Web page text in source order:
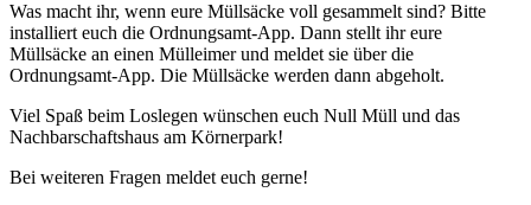
Was macht ihr, wenn eure Müllsäcke voll gesammelt sind? Bitte
installiert euch die Ordnungsamt-App. Dann stellt ihr eure
Müllsäcke an einen Mülleimer und meldet sie über die
Ordnungsamt-App. Die Müllsäcke werden dann abgeholt.
Viel Spaß beim Loslegen wünschen euch Null Müll und das
Nachbarschaftshaus am Körnerpark!
Bei weiteren Fragen meldet euch gerne!